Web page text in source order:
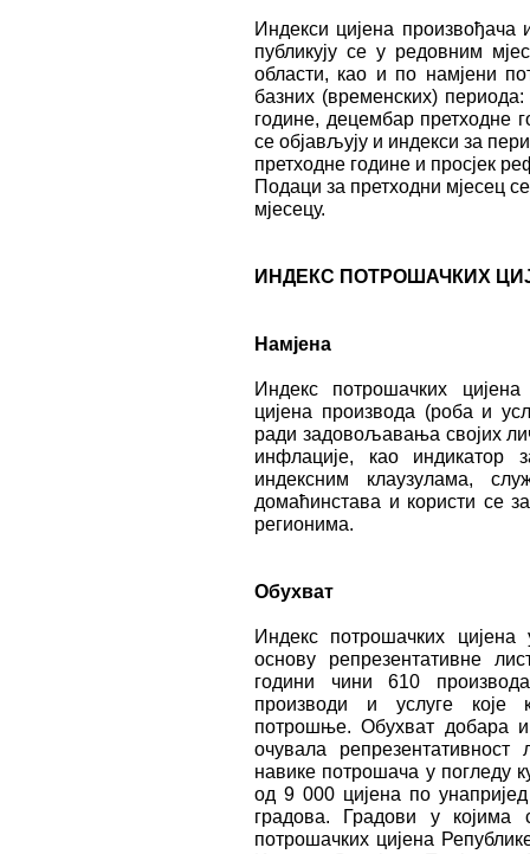
Индекси цијена произвођача
публикују се у редовним
области, као и по намјени
базних (временских)
године, децембар претходне
се објављују и индекси за
претходне године и просјек
Подаци за претходни мјесец
мјесецу.
ИНДЕКС ПОТРОШАЧКИХ
Намјена
Индекс потрошачких
цијена производа (роба и
ради задовољавања својих
инфлације, као индикатор
индексним клаузулама,
домаћинстава и користи се
регионима.
Обухват
Индекс потрошачких
основу репрезентативне
години чини 610
производи и услуге које
потрошње. Обухват добара
очувала
навике потрошача у погледу
од 9 000 цијена по
градова. Градови у којима
потрошачких цијена